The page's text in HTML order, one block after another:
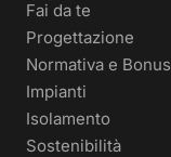
Fai da te
Progettazione
Normativa e Bonus
Impianti
Isolamento
Sostenibilità